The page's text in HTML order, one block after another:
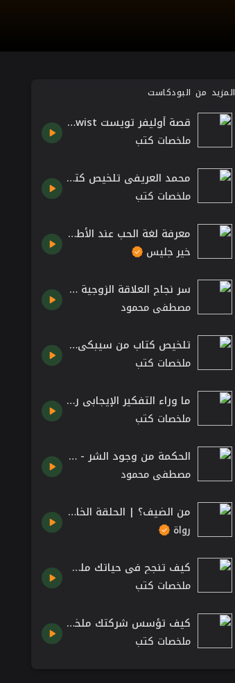
المزيد من البودكاست
قصة أوليفر تويست Oliver Twist مترجمة ملخص رواية تشارلز ديكنز حكايات عالمية مسموعة
ملخصات كتب
محمد العريفي تلخيص كتاب استمتع بحياتك كتب دينية اسلامية مسموعة
ملخصات كتب
معرفة لغة الحب عند الأطفال – كتاب لغات الحب الخمس بقلم جاري تشابمان
خير جليس
سر نجاح العلاقة الزوجية - الدكتور مصطفى محمود رحمه الله Mostafa Mahmoud
مصطفى محمود
تلخيص كتاب من سيبكي حين تموت؟ روبين شارما دروس في الحياة من الراهب الذي باع سيارته الفيراري
ملخصات كتب
ما وراء التفكير الإيجابي روبرت أنتوني كتاب صوتي مسموع
ملخصات كتب
الحكمة من وجود الشر - الدكتور مصطفى محمود رحمه الله
مصطفى محمود
من الضيف؟ | الحلقة الخامسة
رواة
كيف تنجح في حياتك ملخص كتاب الفائزون وكيفية نجاحهم للمؤلف ألستير كامبل
ملخصات كتب
كيف تؤسس شركتك ملخص كتاب شركة ناشئة ب 100دولار the 100$ startup مسموع
ملخصات كتب